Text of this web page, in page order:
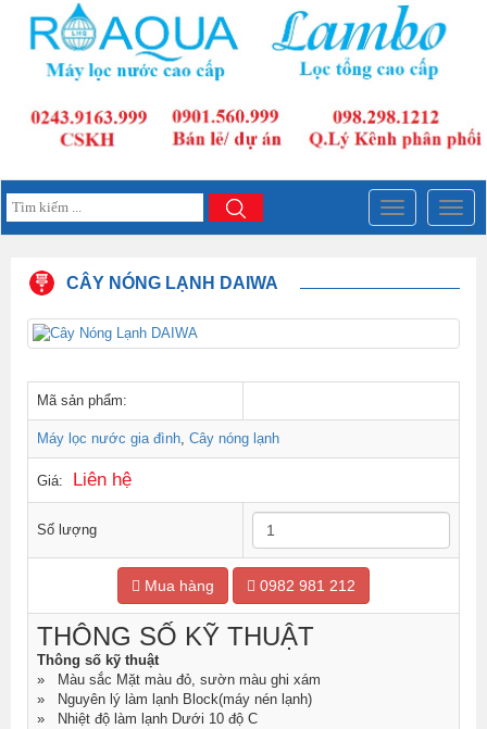
Đây
là
Đây
là
CÂY NÓNG LẠNH DAIWA
Mã sản phẩm:
Máy lọc nước gia đình, Cây nóng lạnh
Giá: Liên hệ
Số lượng
Mua hàng 0982 981 212
THÔNG SỐ KỸ THUẬT
Thông số kỹ thuật
» Màu sắc Mặt màu đỏ, sườn màu ghi xám
» Nguyên lý làm lạnh Block(máy nén lạnh)
» Nhiệt độ làm lạnh Dưới 10 độ C